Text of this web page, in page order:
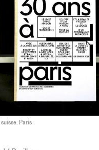
Paris